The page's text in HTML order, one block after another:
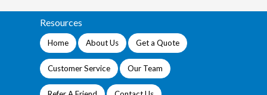
Resources
Home About Us Get a Quote
Customer Service Our Team